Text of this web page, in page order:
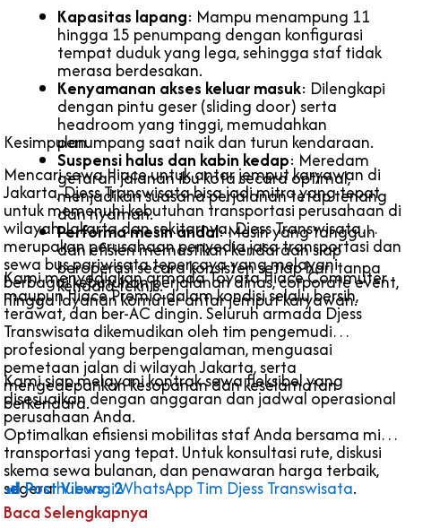
Kapasitas lapang: Mampu menampung 11
hingga 15 penumpang dengan konfigurasi
tempat duduk yang lega, sehingga staf tidak
merasa berdesakan.
Kenyamanan akses keluar masuk: Dilengkapi
dengan pintu geser (sliding door) serta
headroom yang tinggi, memudahkan
penumpang saat naik dan turun kendaraan.
Suspensi halus dan kabin kedap: Meredam
getaran jalanan ibu kota secara optimal,
menjadikan suasana perjalanan tetap tenang
dan nyaman.
Performa mesin andal: Mesin yang tangguh
dan efisien memastikan kendaraan siap
beroperasi secara konsisten setiap hari tanpa
kendala teknis.
Kesimpulan
Mencari sewa Hiace untuk antar jemput karyawan di
Jakarta, Djess Transwisata bisa jadi mitra yang tepat
untuk memenuhi kebutuhan transportasi perusahaan di
wilayah Jakarta dan sekitarnya. Djess Transwisata
merupakan perusahaan penyedia jasa transportasi dan
sewa bus pariwisata tepercaya yang melayani
berbagai kebutuhan perjalanan dinas, corporate event,
hingga layanan komuter antar jemput karyawan.
Kami menyediakan armada Toyota Hiace Commuter
maupun Hiace Premio dalam kondisi selalu bersih,
terawat, dan ber-AC dingin. Seluruh armada Djess
Transwisata dikemudikan oleh tim pengemudi
profesional yang berpengalaman, menguasai
pemetaan jalan di wilayah Jakarta, serta
mengedepankan kesopanan dan keselamatan
berkendara.
Kami siap melayani kontrak sewa fleksibel yang
disesuaikan dengan anggaran dan jadwal operasional
perusahaan Anda.
Optimalkan efisiensi mobilitas staf Anda bersama mitra
transportasi yang tepat. Untuk konsultasi rute, diskusi
skema sewa bulanan, dan penawaran harga terbaik,
segerahubungi WhatsApp Tim Djess Transwisata.
Post Views:2
Baca Selengkapnya